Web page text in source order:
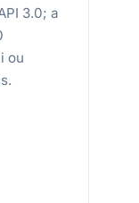
3.0; a
ou